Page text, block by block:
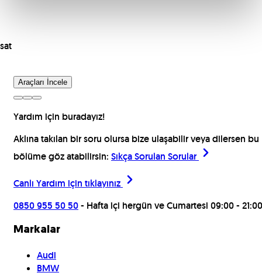
Araçları İncele
Yardım için buradayız!
Aklına takılan bir soru olursa bize ulaşabilir veya dilersen bu
bölüme göz atabilirsin: Sıkça Sorulan Sorular
Canlı Yardım için tıklayınız
0850 955 50 50- Hafta içi hergün ve Cumartesi 09:00 - 21:00
Markalar
Audi
BMW